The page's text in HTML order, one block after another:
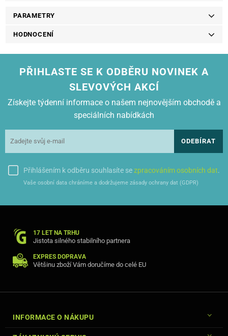
PARAMETRY
HODNOCENÍ
PŘIHLASTE SE K ODBĚRU NOVINEK A
SLEVOVÝCH AKCÍ
Získejte týdenní informace o našem nejnovějším obchodě a
speciálních nabídkách
ODEBÍRAT
Přihlášením k odběru souhlasíte sezpracováním osobních dat.
Vaše osobní data chráníme a dodržujeme zásady ochrany dat (GDPR)
17 LET NA TRHU
Jistota silného stabilního partnera
EXPRES DOPRAVA
Většinu zboží Vám doručíme do celé EU
INFORMACE O NÁKUPU